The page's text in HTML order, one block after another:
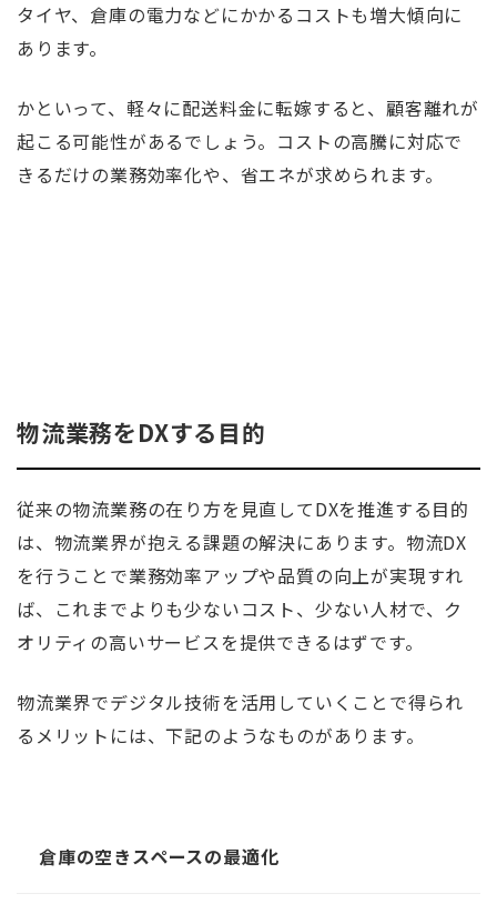
タイヤ、倉庫の電力などにかかるコストも増大傾向に
あります。
かといって、軽々に配送料金に転嫁すると、顧客離れが
起こる可能性があるでしょう。コストの高騰に対応で
きるだけの業務効率化や、省エネが求められます。
物流業務をDXする目的
従来の物流業務の在り方を見直してDXを推進する目的
は、物流業界が抱える課題の解決にあります。物流DX
を行うことで業務効率アップや品質の向上が実現すれ
ば、これまでよりも少ないコスト、少ない人材で、ク
オリティの高いサービスを提供できるはずです。
物流業界でデジタル技術を活用していくことで得られ
るメリットには、下記のようなものがあります。
倉庫の空きスペースの最適化